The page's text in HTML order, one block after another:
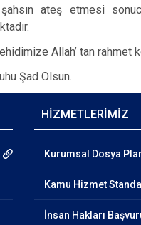
ateş etmesi
Allah’ tan rahmet
Şad Olsun.
HİZMETLERİMİZ
Kurumsal Dosya
Kamu Hizmet
İnsan Hakları